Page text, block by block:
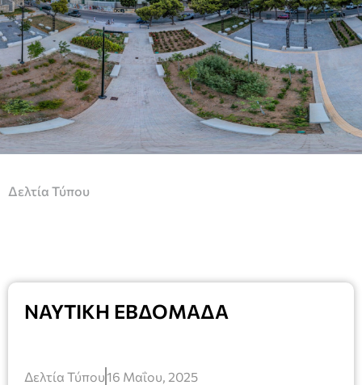
Δελτία Τύπου
ΝΑΥΤΙΚΗ ΕΒΔΟΜΑΔΑ
Δελτία Τύπου16 Μαΐου, 2025